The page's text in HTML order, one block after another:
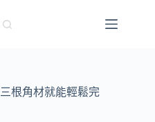
根角材就能輕鬆完